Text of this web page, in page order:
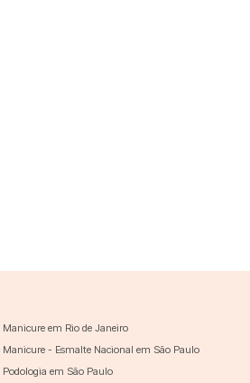
Manicure em Rio de Janeiro
Manicure - Esmalte Nacional em São Paulo
Podologia em São Paulo